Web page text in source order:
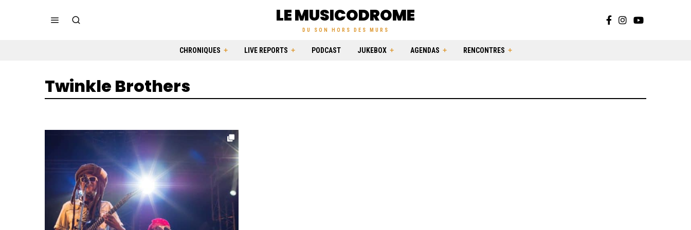
LE MUSICODROME
DU SON HORS DES MURS
CHRONIQUES LIVE REPORTS PODCAST JUKEBOX AGENDAS RENCONTRES
Twinkle Brothers